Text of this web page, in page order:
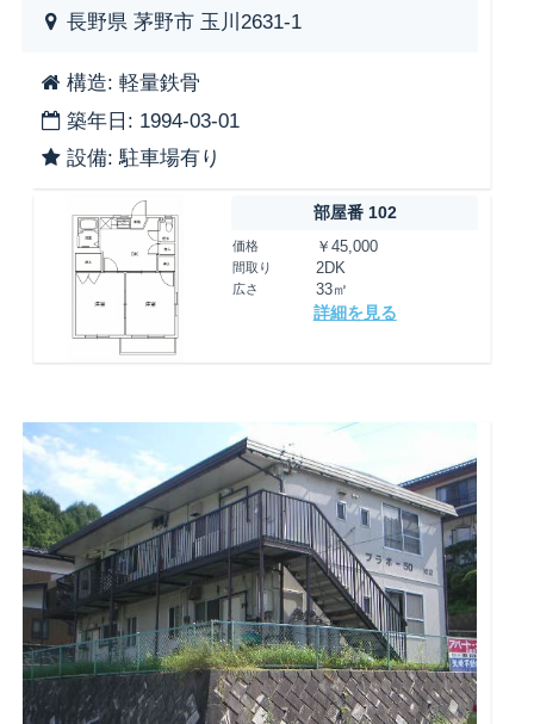
長野県 茅野市 玉川2631-1
構造: 軽量鉄骨
築年日: 1994-03-01
設備: 駐車場有り
部屋番 102
価格 ￥45,000
間取り 2DK
広さ 33㎡
詳細を見る